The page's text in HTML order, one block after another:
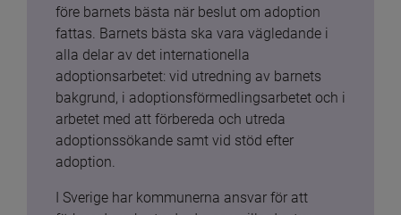
före barnets bästa när beslut om adoption
fattas. Barnets bästa ska vara vägledande i
alla delar av det internationella
adoptionsarbetet: vid utredning av barnets
bakgrund, i adoptionsförmedlingsarbetet och i
arbetet med att förbereda och utreda
adoptionssökande samt vid stöd efter
adoption.
I Sverige har kommunerna ansvar för att